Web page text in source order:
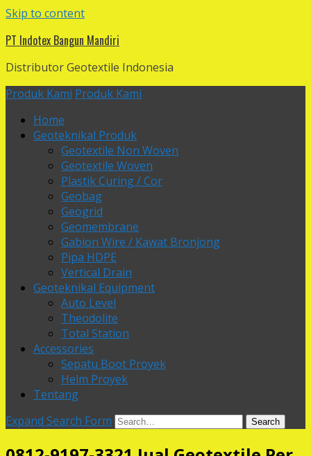
Skip to content
PT Indotex Bangun Mandiri
Distributor Geotextile Indonesia
Produk Kami Produk Kami
Home
Geoteknikal Produk
Geotextile Non Woven
Geotextile Woven
Plastik Curing / Cor
Geobag
Geogrid
Geomembrane
Gabion Wire / Kawat Bronjong
Pipa HDPE
Vertical Drain
Geoteknikal Equipment
Auto Level
Theodolite
Total Station
Accessories
Sepatu Boot Proyek
Helm Proyek
Tentang
Expand Search Form
Search